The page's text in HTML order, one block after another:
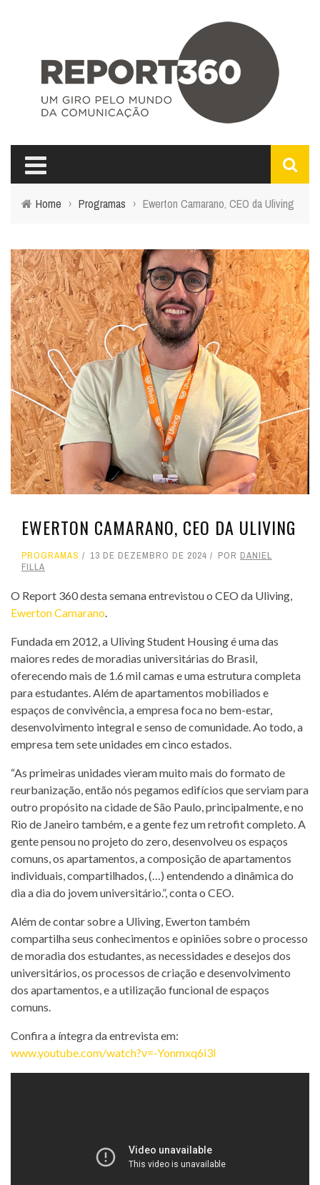
Home › Programas › Ewerton Camarano, CEO da Uliving
EWERTON CAMARANO, CEO DA ULIVING
PROGRAMAS 13 DE DEZEMBRO DE 2024 POR DANIEL
FILLA
O Report 360 desta semana entrevistou o CEO da Uliving,
Ewerton Camarano.
Fundada em 2012, a Uliving Student Housing é uma das
maiores redes de moradias universitárias do Brasil,
oferecendo mais de 1.6 mil camas e uma estrutura completa
para estudantes. Além de apartamentos mobiliados e
espaços de convivência, a empresa foca no bem-estar,
desenvolvimento integral e senso de comunidade. Ao todo, a
empresa tem sete unidades em cinco estados.
“As primeiras unidades vieram muito mais do formato de
reurbanização, então nós pegamos edifícios que serviam para
outro propósito na cidade de São Paulo, principalmente, e no
Rio de Janeiro também, e a gente fez um retrofit completo. A
gente pensou no projeto do zero, desenvolveu os espaços
comuns, os apartamentos, a composição de apartamentos
individuais, compartilhados, (…) entendendo a dinâmica do
dia a dia do jovem universitário.”, conta o CEO.
Além de contar sobre a Uliving, Ewerton também
compartilha seus conhecimentos e opiniões sobre o processo
de moradia dos estudantes, as necessidades e desejos dos
universitários, os processos de criação e desenvolvimento
dos apartamentos, e a utilização funcional de espaços
comuns.
Confira a íntegra da entrevista em:
www.youtube.com/watch?v=-Yonmxq6i3I